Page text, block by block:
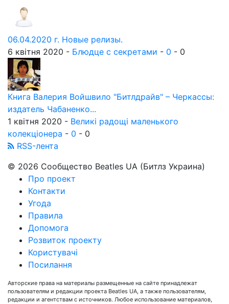
06.04.2020 г. Новые релизы.
6 квітня 2020 - Блюдце с секретами - 0 - 0
Книга Валерия Войшвило "Битлдрайв" – Черкассы:
издатель Чабаненко...
1 квітня 2020 - Великі радощі маленького
колекціонера - 0 - 0
RSS-лента
© 2026 Сообщество Beatles UA (Битлз Украина)
Про проект
Контакти
Угода
Правила
Допомога
Розвиток проекту
Користувачі
Посилання
Авторские права на материалы размещенные на сайте принадлежат
пользователям и редакции проекта Beatles UA, а также пользователям,
редакции и агентствам с источников. Любое использование материалов,